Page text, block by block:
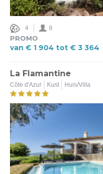
Ja (10)
Omheinde tuin
Nee (11)
Beveiligd zwembad
Ja (4)
Sterren
4 8
PROMO
van € 1 904 tot € 3 364
La Flamantine
Côte d'Azur Kust Huis/Villa